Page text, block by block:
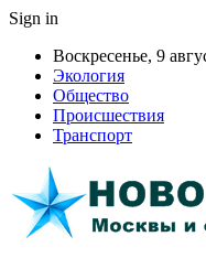
Sign in
Воскресенье, 9
Экология
Общество
Происшествия
Транспорт